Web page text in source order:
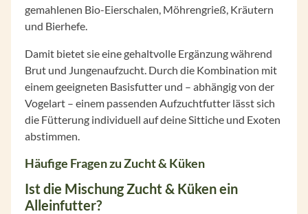
gemahlenen Bio-Eierschalen, Möhrengrieß, Kräutern
und Bierhefe.
Damit bietet sie eine gehaltvolle Ergänzung während
Brut und Jungenaufzucht. Durch die Kombination mit
einem geeigneten Basisfutter und – abhängig von der
Vogelart – einem passenden Aufzuchtfutter lässt sich
die Fütterung individuell auf deine Sittiche und Exoten
abstimmen.
Häufige Fragen zu Zucht & Küken
Ist die Mischung Zucht & Küken ein
Alleinfutter?